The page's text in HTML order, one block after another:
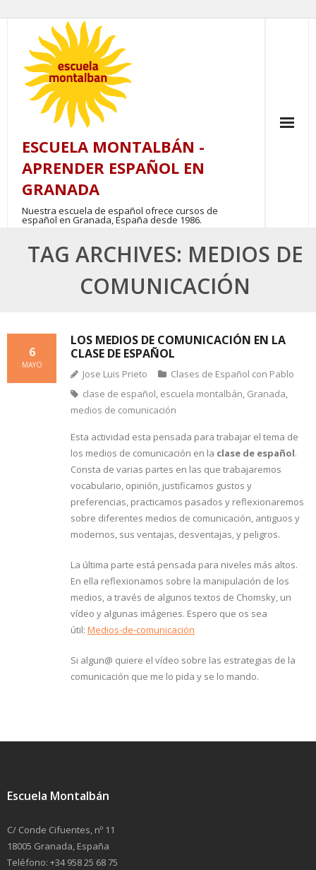
content
ESCUELA MONTALBÁN -
APRENDER ESPAÑOL EN
GRANADA
Nuestra escuela de español ofrece cursos de
español en Granada, España desde 1986.
TAG ARCHIVES: MEDIOS DE
COMUNICACIÓN
LOS MEDIOS DE COMUNICACIÓN EN LA
CLASE DE ESPAÑOL
6
MAYO
Jose Luis Prieto
Clases de Español con Pablo
clase de español, escuela montalbán, Granada,
medios de comunicación
Esta actividad esta pensada para trabajar el tema de
los medios de comunicación en la clase de español.
Consta de varias partes en las que trabajaremos
vocabulario, opinión, justificamos gustos y
preferencias, practicamos pasados y reflexionaremos
sobre diferentes medios de comunicación, antiguos y
modernos, sus ventajas, desventajas, y peligros.
La última parte está pensada para niveles más altos.
En ella reflexionamos sobre la manipulación de los
medios, a través de algunos textos de Chomsky, un
vídeo y algunas imágenes. Espero que os sea
útil: Medios-de-comunicación
Si algun@ quiere el vídeo sobre las estrategias de la
comunicación que me lo pida y se lo mando.
Escuela Montalbán
C/ Conde Cifuentes, nº 11
18005 Granada, España
Teléfono: +34 958 25 68 75